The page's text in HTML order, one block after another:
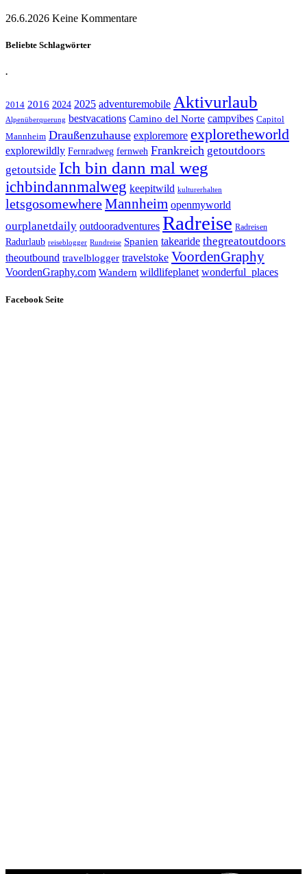
26.6.2026 Keine Kommentare
Beliebte Schlagwörter
.
2014 2016 2024 2025 adventuremobile Aktivurlaub
Alpenüberquerung bestvacations Camino del Norte campvibes Capitol
Mannheim Draußenzuhause exploremore exploretheworld
explorewildly Fernradweg fernweh Frankreich getoutdoors
getoutside Ich bin dann mal weg
ichbindannmalweg keepitwild kulturerhalten
letsgosomewhereMannheim openmyworld
ourplanetdaily outdooradventures Radreise Radreisen
Radurlaub reiseblogger Rundreise Spanien takearide thegreatoutdoors
theoutbound travelblogger travelstoke VoordenGraphy
VoordenGraphy.com Wandern wildlifeplanet wonderful_places
Facebook Seite